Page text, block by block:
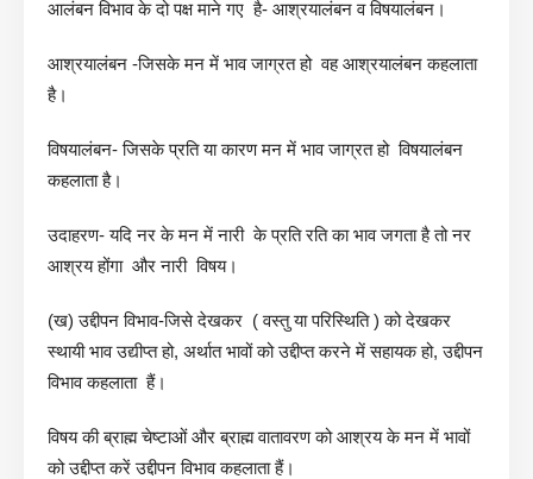
आलंबन विभाव के दो पक्ष माने गए है- आश्रयालंबन व विषयालंबन।
आश्रयालंबन -जिसके मन में भाव जाग्रत हो वह आश्रयालंबन कहलाता
है।
विषयालंबन- जिसके प्रति या कारण मन में भाव जाग्रत हो विषयालंबन
कहलाता है।
उदाहरण- यदि नर के मन में नारी के प्रति रति का भाव जगता है तो नर
आश्रय होंगा और नारी विषय।
(ख) उद्दीपन विभाव-जिसे देखकर ( वस्तु या परिस्थिति ) को देखकर
स्थायी भाव उद्यीप्त हो, अर्थात भावों को उद्दीप्त करने में सहायक हो, उद्दीपन
विभाव कहलाता हैं।
विषय की ब्राह्म चेष्टाओं और ब्राह्म वातावरण को आश्रय के मन में भावों
को उद्दीप्त करें उद्दीपन विभाव कहलाता हैं।